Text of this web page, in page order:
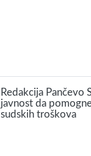
Redakcija Pančevo
javnost da
sudskih troškova